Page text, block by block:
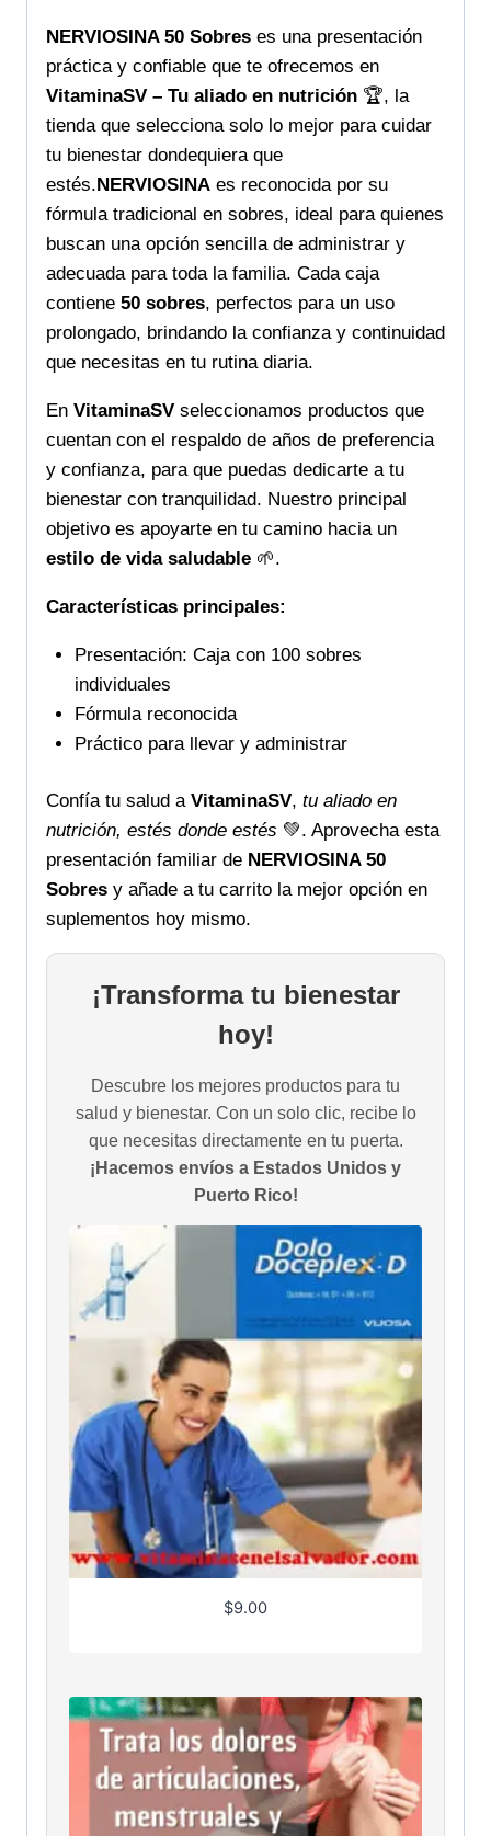
NERVIOSINA 50 Sobres es una presentación
práctica y confiable que te ofrecemos en
VitaminaSV – Tu aliado en nutrición 🏆, la
tienda que selecciona solo lo mejor para cuidar
tu bienestar dondequiera que
estés.NERVIOSINA es reconocida por su
fórmula tradicional en sobres, ideal para quienes
buscan una opción sencilla de administrar y
adecuada para toda la familia. Cada caja
contiene 50 sobres, perfectos para un uso
prolongado, brindando la confianza y continuidad
que necesitas en tu rutina diaria.
En VitaminaSV seleccionamos productos que
cuentan con el respaldo de años de preferencia
y confianza, para que puedas dedicarte a tu
bienestar con tranquilidad. Nuestro principal
objetivo es apoyarte en tu camino hacia un
estilo de vida saludable 🌱.
Características principales:
Presentación: Caja con 100 sobres
individuales
Fórmula reconocida
Práctico para llevar y administrar
Confía tu salud a VitaminaSV, tu aliado en
nutrición, estés donde estés 💚. Aprovecha esta
presentación familiar de NERVIOSINA 50
Sobres y añade a tu carrito la mejor opción en
suplementos hoy mismo.
¡Transforma tu bienestar
hoy!
Descubre los mejores productos para tu
salud y bienestar. Con un solo clic, recibe lo
que necesitas directamente en tu puerta.
¡Hacemos envíos a Estados Unidos y
Puerto Rico!
$9.00